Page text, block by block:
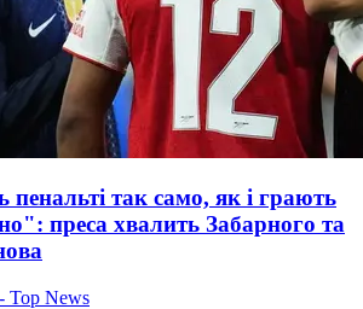
пенальті так само, як і грають
преса хвалить Забарного та
Top News